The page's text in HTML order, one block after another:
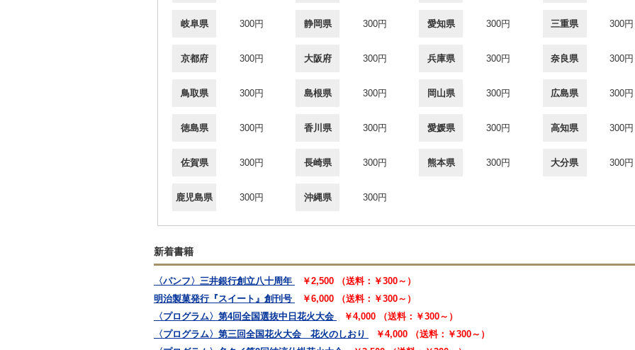
岐阜県 300円 静岡県 300円 愛知県 300円 三重県 300円
京都府 300円 大阪府 300円 兵庫県 300円 奈良県 300円
鳥取県 300円 島根県 300円 岡山県 300円 広島県 300円
徳島県 300円 香川県 300円 愛媛県 300円 高知県 300円
佐賀県 300円 長崎県 300円 熊本県 300円 大分県 300円
鹿児島県 300円 沖縄県 300円
新着書籍
〈パンフ〉三井銀行創立八十周年
￥2,500 （送料：￥300～）
明治製菓発行『スイート』創刊号
￥6,000 （送料：￥300～）
〈プログラム〉第4回全国選抜中日花火大会
￥4,000 （送料：￥300～）
〈プログラム〉第三回全国花火大会 花火のしおり
￥4,000 （送料：￥300～）